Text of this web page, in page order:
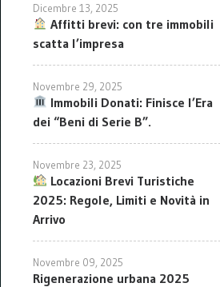
Dicembre 13, 2025
Affitti brevi: con tre immobili
scatta l’impresa
Novembre 29, 2025
Immobili Donati: Finisce l’Era
dei “Beni di Serie B”.
Novembre 23, 2025
Locazioni Brevi Turistiche
2025: Regole, Limiti e Novità in
Arrivo
Novembre 09, 2025
Rigenerazione urbana 2025